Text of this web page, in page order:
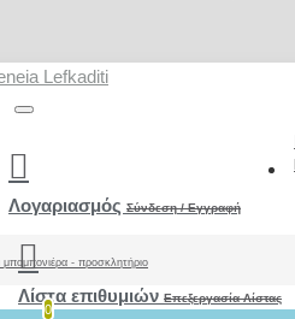
Λογαριασμός Σύνδεση / Εγγραφή
Λίστα επιθυμιών Επεξεργασία Λίστας
0
μπομπονιέρα - προσκλητήριο